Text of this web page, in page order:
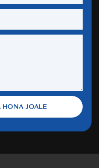
HONA JOALE